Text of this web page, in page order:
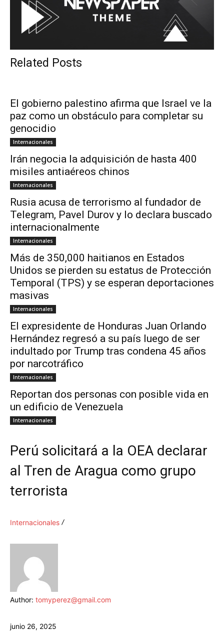
Related Posts
El gobierno palestino afirma que Israel ve la
paz como un obstáculo para completar su
genocidio
Internacionales
Irán negocia la adquisición de hasta 400
misiles antiaéreos chinos
Internacionales
Rusia acusa de terrorismo al fundador de
Telegram, Pavel Durov y lo declara buscado
internacionalmente
Internacionales
Más de 350,000 haitianos en Estados
Unidos se pierden su estatus de Protección
Temporal (TPS) y se esperan deportaciones
masivas
Internacionales
El expresidente de Honduras Juan Orlando
Hernández regresó a su país luego de ser
indultado por Trump tras condena 45 años
por narcotráfico
Internacionales
Reportan dos personas con posible vida en
un edificio de Venezuela
Internacionales
Perú solicitará a la OEA declarar
al Tren de Aragua como grupo
terrorista
Internacionales
Author: tomyperez@gmail.com
junio 26, 2025